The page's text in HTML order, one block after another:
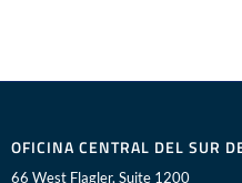
OFICINA CENTRAL DEL SUR
66 West Flagler, Suite 1200